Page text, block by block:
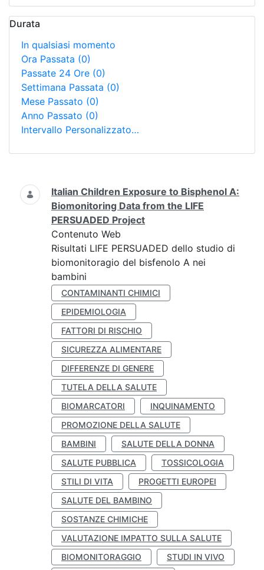
Durata
In qualsiasi momento
Ora Passata (0)
Passate 24 Ore (0)
Settimana Passata (0)
Mese Passato (0)
Anno Passato (0)
Intervallo Personalizzato…
Ricerca
Italian Children Exposure to Bisphenol A:
Biomonitoring Data from the LIFE
PERSUADED Project
Contenuto Web
Risultati LIFE PERSUADED dello studio di
biomonitoragio del bisfenolo A nei
bambini
CONTAMINANTI CHIMICI
EPIDEMIOLOGIA
FATTORI DI RISCHIO
SICUREZZA ALIMENTARE
DIFFERENZE DI GENERE
TUTELA DELLA SALUTE
BIOMARCATORI
INQUINAMENTO
PROMOZIONE DELLA SALUTE
BAMBINI
SALUTE DELLA DONNA
SALUTE PUBBLICA
TOSSICOLOGIA
STILI DI VITA
PROGETTI EUROPEI
SALUTE DEL BAMBINO
SOSTANZE CHIMICHE
VALUTAZIONE IMPATTO SULLA SALUTE
BIOMONITORAGGIO
STUDI IN VIVO